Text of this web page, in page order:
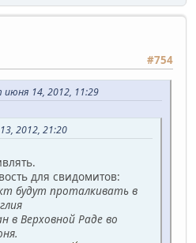
#754
14, 2012, 11:29
2012, 21:20
для свидомитов:
будут проталкивать в
в Верховной Раде во